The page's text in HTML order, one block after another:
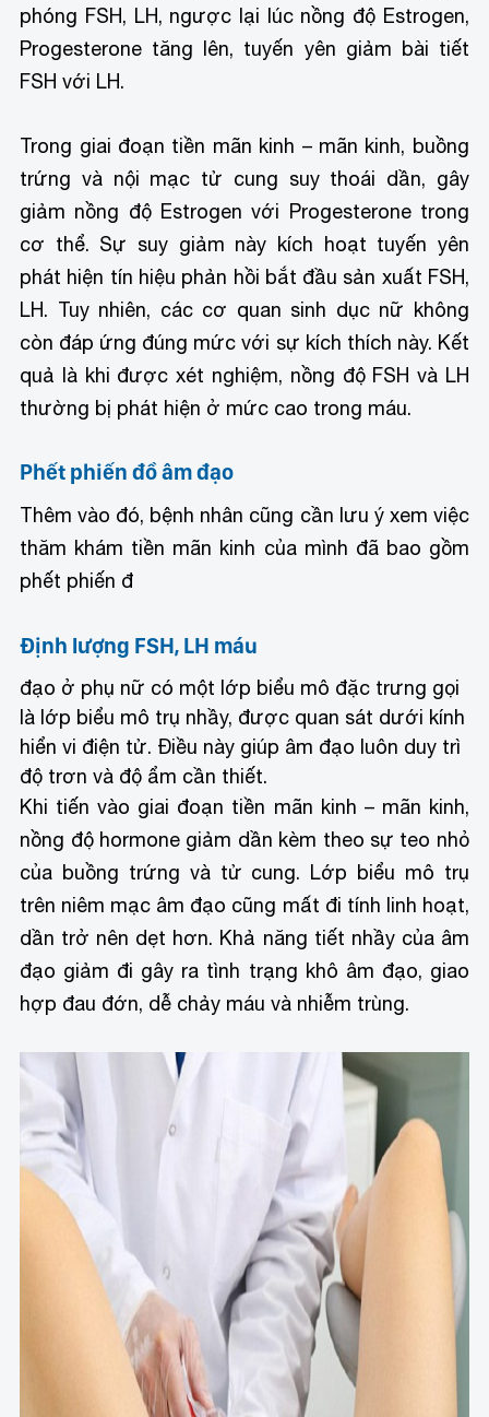
phóng FSH, LH, ngược lại lúc nồng độ Estrogen,
Progesterone tăng lên, tuyến yên giảm bài tiết
FSH với LH.
Trong giai đoạn tiền mãn kinh – mãn kinh, buồng
trứng và nội mạc tử cung suy thoái dần, gây
giảm nồng độ Estrogen với Progesterone trong
cơ thể. Sự suy giảm này kích hoạt tuyến yên
phát hiện tín hiệu phản hồi bắt đầu sản xuất FSH,
LH. Tuy nhiên, các cơ quan sinh dục nữ không
còn đáp ứng đúng mức với sự kích thích này. Kết
quả là khi được xét nghiệm, nồng độ FSH và LH
thường bị phát hiện ở mức cao trong máu.
Phết phiến đồ âm đạo
Thêm vào đó, bệnh nhân cũng cần lưu ý xem việc
thăm khám tiền mãn kinh của mình đã bao gồm
phết phiến đ
Định lượng FSH, LH máu
đạo ở phụ nữ có một lớp biểu mô đặc trưng gọi
là lớp biểu mô trụ nhầy, được quan sát dưới kính
hiển vi điện tử. Điều này giúp âm đạo luôn duy trì
độ trơn và độ ẩm cần thiết.
Khi tiến vào giai đoạn tiền mãn kinh – mãn kinh,
nồng độ hormone giảm dần kèm theo sự teo nhỏ
của buồng trứng và tử cung. Lớp biểu mô trụ
trên niêm mạc âm đạo cũng mất đi tính linh hoạt,
dần trở nên dẹt hơn. Khả năng tiết nhầy của âm
đạo giảm đi gây ra tình trạng khô âm đạo, giao
hợp đau đớn, dễ chảy máu và nhiễm trùng.